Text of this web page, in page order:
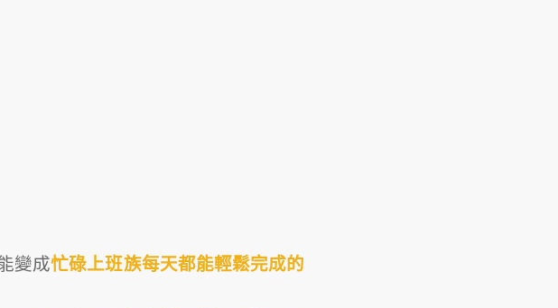
變成忙碌上班族每天都能輕鬆完成的